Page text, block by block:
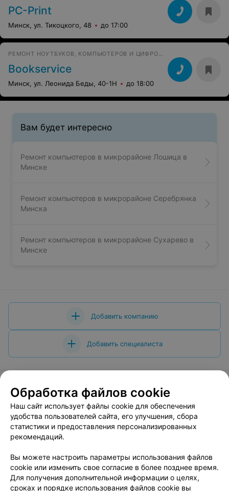
PC-Print
Минск, ул. Тикоцкого, 48 до 17:00
РЕМОНТ НОУТБУКОВ, КОМПЬЮТЕРОВ И ЦИФРОВЫХ УСТРОЙСТВ
Bookservice
Минск, ул. Леонида Беды, 40-1Н до 18:00
Вам будет интересно
Ремонт компьютеров в микрорайоне Лошица в
Минске
Ремонт компьютеров в микрорайоне Серебрянка
Минска
Ремонт компьютеров в микрорайоне Сухарево в
Минске
Добавить компанию
Добавить специалиста
О проекте Новости проекта
Размещение рекламы
Вакансии
Публичный договор
Способы оплаты
Публичный договор по использованию сервиса
Пользовательское соглашение
Написать в поддержку
Связаться по вопросам сотрудничества
Обработка файлов cookie
Наш сайт использует файлы cookie для обеспечения
удобства пользователей сайта, его улучшения, сбора
статистики и предоставления персонализированных
рекомендаций.
Вы можете настроить параметры использования файлов
cookie или изменить свое согласие в более позднее время.
Для получения дополнительной информации о целях,
сроках и порядке использования файлов cookie вы